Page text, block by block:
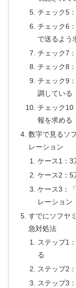
チェック5
チェック6
で送るよう
チェック7
チェック8
チェック9
調している
チェック10
報を求める
数字で見るソ
レーション
ケース1：3
ケース2：5
ケース3：
レーション
すでにソフヤ
急対処法
ステップ1
る
ステップ2
ステップ3